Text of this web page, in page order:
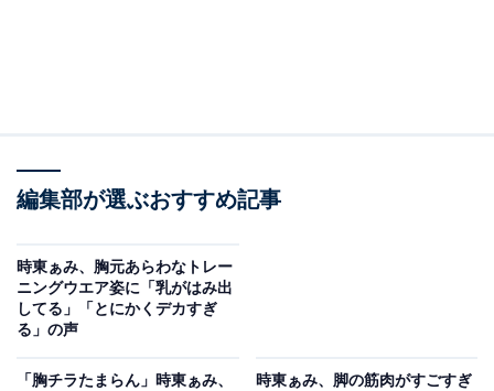
編集部が選ぶおすすめ記事
時東ぁみ、胸元あらわなトレー
ニングウエア姿に「乳がはみ出
してる」「とにかくデカすぎ
る」の声
「胸チラたまらん」時東ぁみ、
時東ぁみ、脚の筋肉がすごすぎ